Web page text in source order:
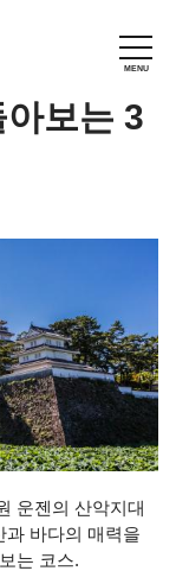
보는 3
운젠의 산악지대
과 바다의 매력을
는 코스.